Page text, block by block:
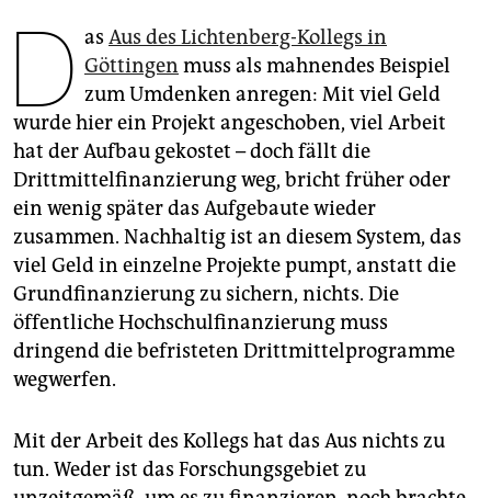
genossenschaft
epaper login
D as Aus des Lichtenberg-Kollegs in
Göttingen muss als mahnendes Beispiel
zum Umdenken anregen: Mit viel Geld
wurde hier ein Projekt angeschoben, viel Arbeit
hat der Aufbau gekostet – doch fällt die
Drittmittelfinanzierung weg, bricht früher oder
ein wenig später das Aufgebaute wieder
zusammen. Nachhaltig ist an diesem System, das
viel Geld in einzelne Projekte pumpt, anstatt die
Grundfinanzierung zu sichern, nichts. Die
öffentliche Hochschulfinanzierung muss
dringend die befristeten Drittmittelprogramme
wegwerfen.
Mit der Arbeit des Kollegs hat das Aus nichts zu
tun. Weder ist das Forschungsgebiet zu